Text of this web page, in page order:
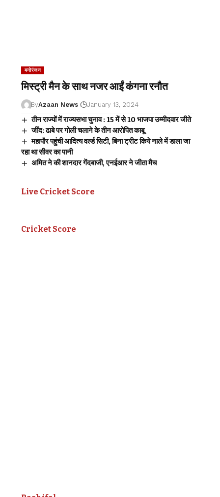
मनोरंजन
मिस्ट्री मैन के साथ नजर आईं कंगना रनौत
ByAzaan News January 13, 2024
तीन राज्यों में राज्यसभा चुनाव : 15 में से 10 भाजपा उम्मीदवार जीते
जींद: ढाबे पर गोली चलाने के तीन आरोपित काबू
महापौर पहुंची आदित्य वर्ल्ड सिटी, बिना ट्रीट किये नाले में डाला जा
रहा था सीवर का पानी
अमित ने की शानदार गेंदबाजी, एनईआर ने जीता मैच
Live Cricket Score
Cricket Score